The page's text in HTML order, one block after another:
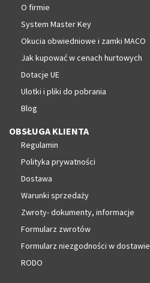
O firmie
System Master Key
Okucia obwiedniowe i zamki MACO
Jak kupować w cenach hurtowych
Dotacje UE
Ulotki i pliki do pobrania
Blog
OBSŁUGA KLIENTA
Regulamin
Polityka prywatności
Dostawa
Warunki sprzedaży
Zwroty- dokumenty, informacje
Formularz zwrotów
Formularz niezgodności w dostawie
RODO